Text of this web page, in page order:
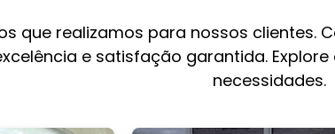
que realizamos para nossos clientes.
e satisfação garantida.
necessidades.